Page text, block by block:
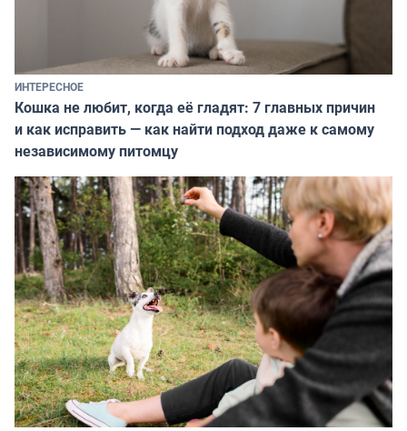
ИНТЕРЕСНОЕ
Кошка не любит, когда её гладят: 7 главных причин
и как исправить — как найти подход даже к самому
независимому питомцу